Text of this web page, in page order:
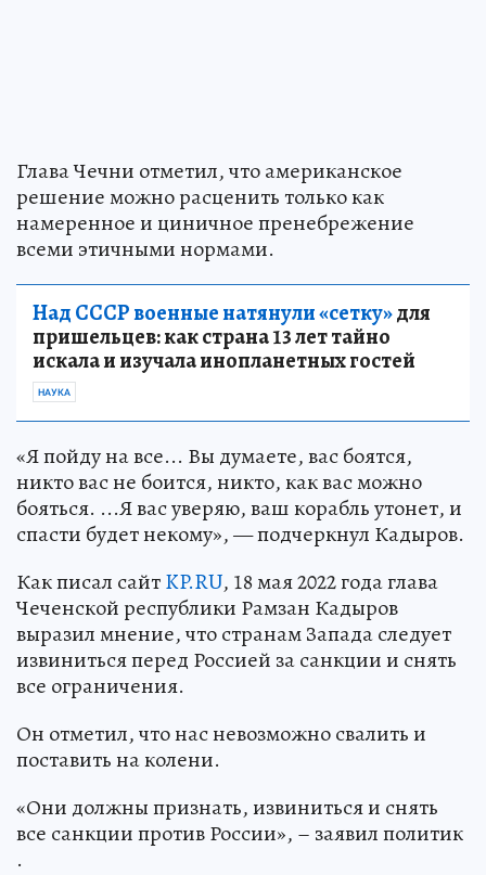
Глава Чечни отметил, что американское
решение можно расценить только как
намеренное и циничное пренебрежение
всеми этичными нормами.
Над СССР военные натянули «сетку»для
пришельцев: как страна 13 лет тайно
искала и изучала инопланетных гостей
НАУКА
«Я пойду на все... Вы думаете, вас боятся,
никто вас не боится, никто, как вас можно
бояться. ...Я вас уверяю, ваш корабль утонет, и
спасти будет некому», — подчеркнул Кадыров.
Как писал сайтKP.RU, 18 мая 2022 года глава
Чеченской республики Рамзан Кадыров
выразил мнение, что странам Запада следует
извиниться перед Россией за санкции и снять
все ограничения.
Он отметил, что нас невозможно свалить и
поставить на колени.
«Они должны признать, извиниться и снять
все санкции против России», – заявил политик
.